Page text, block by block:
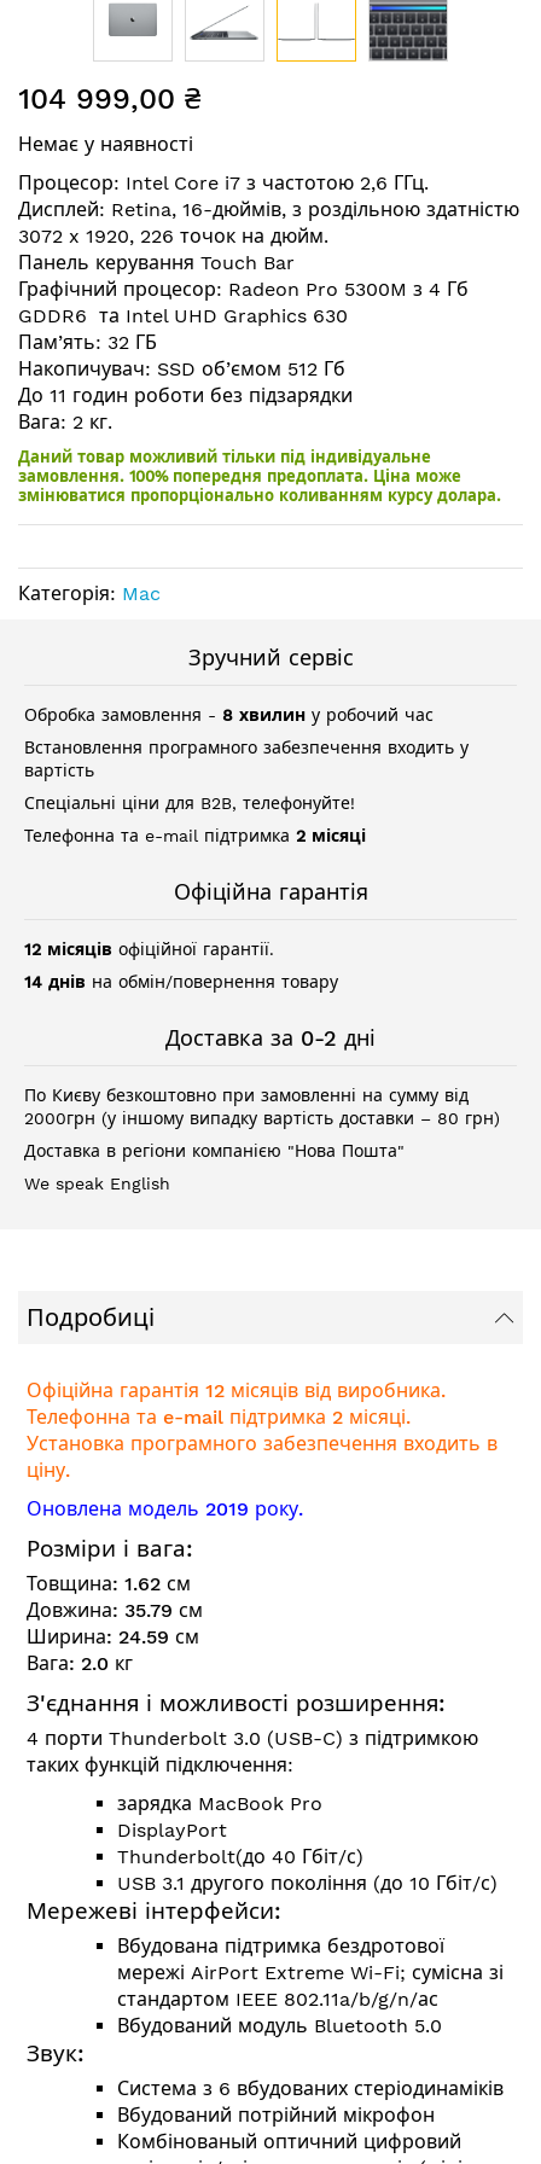
до
галереї
зображень
104 999,00 ₴
Немає у наявності
Процесор: Intel Core i7 з частотою 2,6 ГГц.
Дисплей: Retina, 16-дюймів, з роздільною здатністю
3072 x 1920, 226 точок на дюйм.
Панель керування Touch Bar
Графічний процесор: Radeon Pro 5300M з 4 Гб
GDDR6 та Intel UHD Graphics 630
Пам’ять: 32 ГБ
Накопичувач: SSD об’ємом 512 Гб
До 11 годин роботи без підзарядки
Вага: 2 кг.
Даний товар можливий тільки під індивідуальне
замовлення. 100% попередня предоплата. Ціна може
змінюватися пропорціонально коливанням курсу долара.
Категорія: Mac
Зручний сервіс
Обробка замовлення - 8 хвилин у робочий час
Встановлення програмного забезпечення входить у
вартість
Спеціальні ціни для B2B, телефонуйте!
Телефонна та e-mail підтримка 2 місяці
Офіційна гарантія
12 місяців офіційної гарантії.
14 днів на обмін/повернення товару
Доставка за 0-2 дні
По Києву безкоштовно при замовленні на сумму від
2000грн (у іншому випадку вартість доставки – 80 грн)
Доставка в регіони компанією "Нова Пошта"
We speak English
Подробиці
Офіційна гарантія 12 місяців від виробника.
Телефонна та e-mail підтримка 2 місяці.
Установка програмного забезпечення входить в
ціну.
Оновлена модель 2019 року.
Розміри і вага:
Товщина: 1.62 см
Довжина: 35.79 см
Ширина: 24.59 см
Вага: 2.0 кг
З'єднання і можливості розширення:
4 порти Thunderbolt 3.0 (USB-C) з підтримкою
таких функцій підключення:
зарядка MacBook Pro
DisplayPort
Thunderbolt(до 40 Гбіт/с)
USB 3.1 другого покоління (до 10 Гбіт/с)
Мережеві інтерфейси:
Вбудована підтримка бездротової
мережі AirPort Extreme Wi-Fi; сумісна зі
стандартом IEEE 802.11a/b/g/n/ас
Вбудований модуль Bluetooth 5.0
Звук:
Система з 6 вбудованих стеріодинаміків
Вбудований потрійний мікрофон
Комбінованый оптичний цифровий